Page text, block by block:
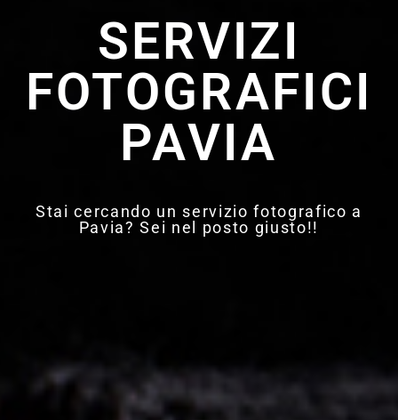
SERVIZI
FOTOGRAFICI
PAVIA
Stai cercando un servizio fotografico a
Pavia? Sei nel posto giusto!!